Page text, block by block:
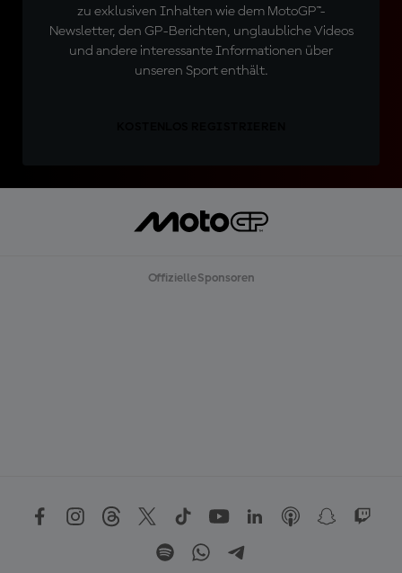
zu exklusiven Inhalten wie dem MotoGP™-
Newsletter, den GP-Berichten, unglaubliche Videos
und andere interessante Informationen über
unseren Sport enthält.
Offizielle Sponsoren